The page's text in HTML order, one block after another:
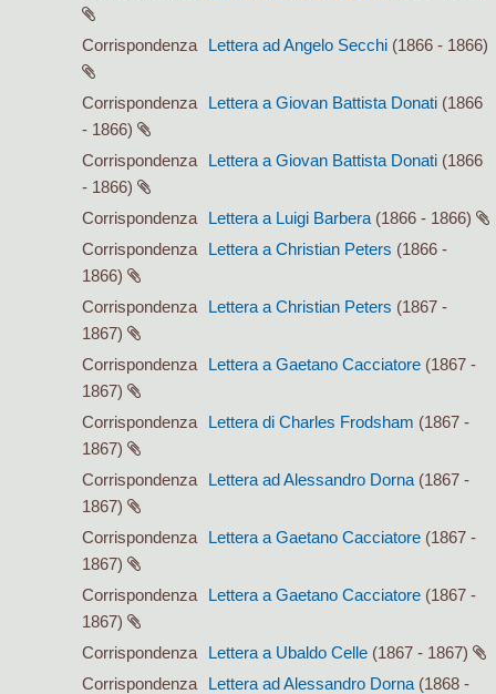
Corrispondenza Lettera ad Angelo Secchi (1866 - 1866)
Corrispondenza Lettera a Giovan Battista Donati (1866
- 1866)
Corrispondenza
Lettera a Giovan Battista Donati (1866
- 1866)
Corrispondenza
Lettera a Luigi Barbera (1866 - 1866)
Corrispondenza
Lettera a Christian Peters (1866 -
1866)
Corrispondenza
Lettera a Christian Peters (1867 -
1867)
Corrispondenza
Lettera a Gaetano Cacciatore (1867 -
1867)
Corrispondenza
Lettera di Charles Frodsham (1867 -
1867)
Corrispondenza
Lettera ad Alessandro Dorna (1867 -
1867)
Corrispondenza
Lettera a Gaetano Cacciatore (1867 -
1867)
Corrispondenza
Lettera a Gaetano Cacciatore (1867 -
1867)
Corrispondenza
Lettera a Ubaldo Celle (1867 - 1867)
Corrispondenza
Lettera ad Alessandro Dorna (1868 -